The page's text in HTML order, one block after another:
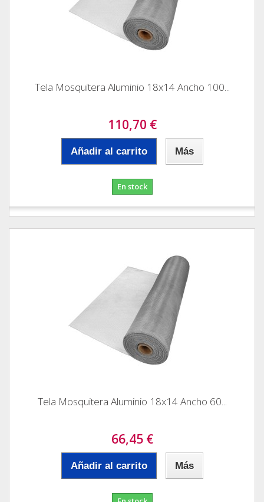
Tela Mosquitera Aluminio 18x14 Ancho 100...
110,70 €
Añadir al carrito Más
En stock
Tela Mosquitera Aluminio 18x14 Ancho 60...
66,45 €
Añadir al carrito Más